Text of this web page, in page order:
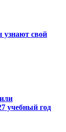
узнают свой
учебный год